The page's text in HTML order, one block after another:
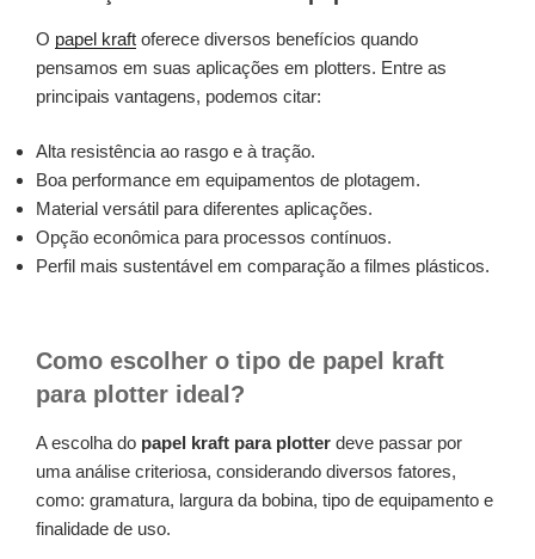
O papel kraft oferece diversos benefícios quando
pensamos em suas aplicações em plotters. Entre as
principais vantagens, podemos citar:
Alta resistência ao rasgo e à tração.
Boa performance em equipamentos de plotagem.
Material versátil para diferentes aplicações.
Opção econômica para processos contínuos.
Perfil mais sustentável em comparação a filmes plásticos.
Como escolher o tipo de papel kraft
para plotter ideal?
A escolha do papel kraft para plotter deve passar por
uma análise criteriosa, considerando diversos fatores,
como: gramatura, largura da bobina, tipo de equipamento e
finalidade de uso.